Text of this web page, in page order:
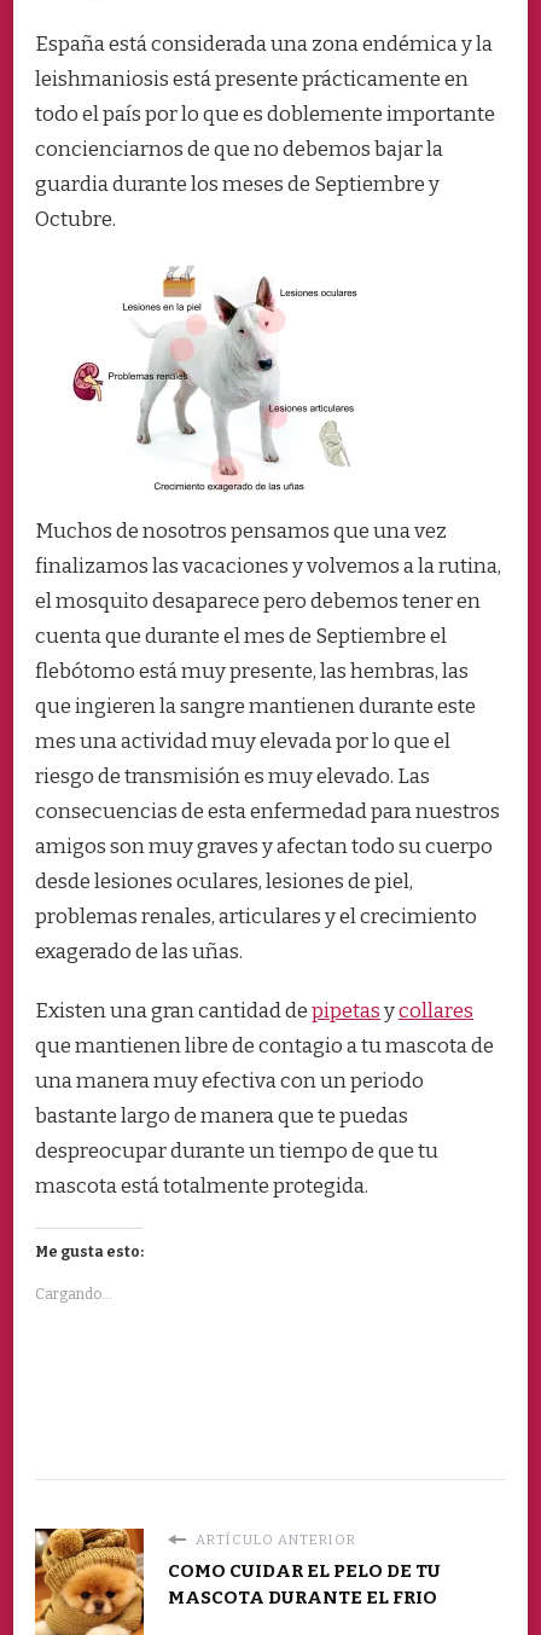
España está considerada una zona endémica y la
leishmaniosis está presente prácticamente en
todo el país por lo que es doblemente importante
concienciarnos de que no debemos bajar la
guardia durante los meses de Septiembre y
Octubre.
Muchos de nosotros pensamos que una vez
finalizamos las vacaciones y volvemos a la rutina,
el mosquito desaparece pero debemos tener en
cuenta que durante el mes de Septiembre el
flebótomo está muy presente, las hembras, las
que ingieren la sangre mantienen durante este
mes una actividad muy elevada por lo que el
riesgo de transmisión es muy elevado. Las
consecuencias de esta enfermedad para nuestros
amigos son muy graves y afectan todo su cuerpo
desde lesiones oculares, lesiones de piel,
problemas renales, articulares y el crecimiento
exagerado de las uñas.
Existen una gran cantidad depipetasycollares
que mantienen libre de contagio a tu mascota de
una manera muy efectiva con un periodo
bastante largo de manera que te puedas
despreocupar durante un tiempo de que tu
mascota está totalmente protegida.
Me gusta esto:
Cargando...
ARTÍCULO ANTERIOR
COMO CUIDAR EL PELO DE TU
MASCOTA DURANTE EL FRIO